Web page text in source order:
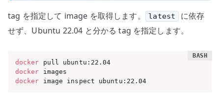
tag を指定して image を取得します。 latest
に依存
せず、Ubuntu 22.04 と分かる tag を指定します。
docker
docker
docker image inspect ubuntu:22.04